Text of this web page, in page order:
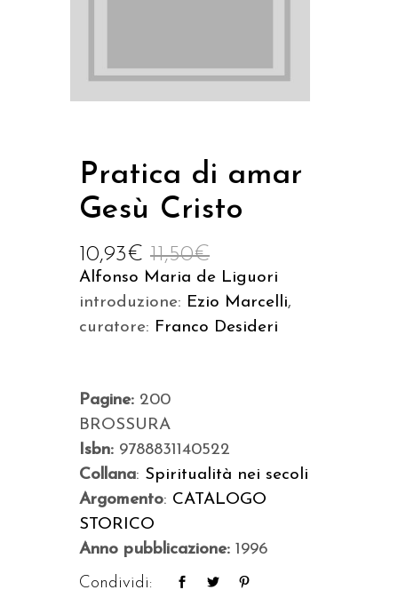
Pratica di amar
Gesù Cristo
11,50€
10,93€
Alfonso Maria de Liguori
introduzione: Ezio Marcelli,
curatore: Franco Desideri
Pagine: 200
BROSSURA
Isbn: 9788831140522
Collana: Spiritualità nei secoli
Argomento: CATALOGO
STORICO
Anno pubblicazione: 1996
Condividi: